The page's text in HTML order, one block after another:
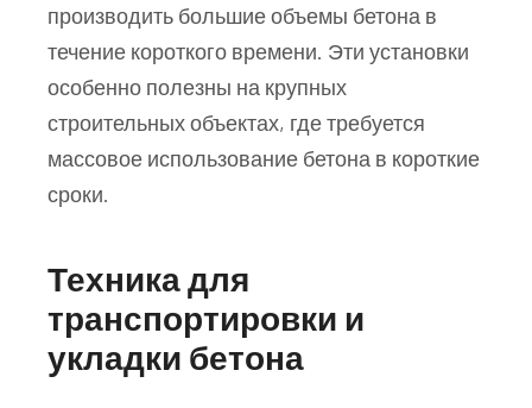
производить большие объемы бетона в
течение короткого времени. Эти установки
особенно полезны на крупных
строительных объектах, где требуется
массовое использование бетона в короткие
сроки.
Техника для
транспортировки и
укладки бетона